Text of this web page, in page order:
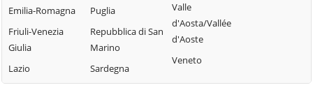
Emilia-Romagna
Friuli-Venezia
Giulia
Lazio
Puglia
Repubblica di San
Marino
Sardegna
Valle
d'Aosta/Vallée
d'Aoste
Veneto